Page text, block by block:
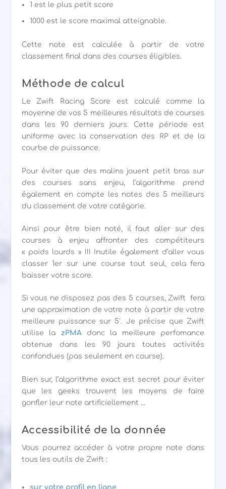
1 est le plus petit score
1000 est le score maximal atteignable.
Cette note est calculée à partir de votre
classement final dans des courses éligibles.
Méthode de calcul
Le Zwift Racing Score est calculé comme la
moyenne de vos 5 meilleures résultats de courses
dans les 90 derniers jours. Cette période est
uniforme avec la conservation des RP et de la
courbe de puissance.
Pour éviter que des malins jouent petit bras sur
des courses sans enjeu, l’algorithme prend
également en compte les notes des 5 meilleurs
du classement de votre catégorie.
Ainsi pour être bien noté, il faut aller sur des
courses à enjeu affronter des compétiteurs
« poids lourds » !!! Inutile également d’aller vous
classer 1er sur une course tout seul, cela fera
baisser votre score.
Si vous ne disposez pas des 5 courses, Zwift fera
une approximation de votre note à partir de votre
meilleure puissance sur 5′. Je précise que Zwift
utilise la zPMAdonc la meilleure perfomance
obtenue dans les 90 jours toutes activités
confondues (pas seulement en course).
Bien sur, l’algorithme exact est secret pour éviter
que les geeks trouvent les moyens de faire
gonfler leur note artificiellement …
Accessibilité de la donnée
Vous pourrez accéder à votre propre note dans
tous les outils de Zwift :
sur votre profil en ligne